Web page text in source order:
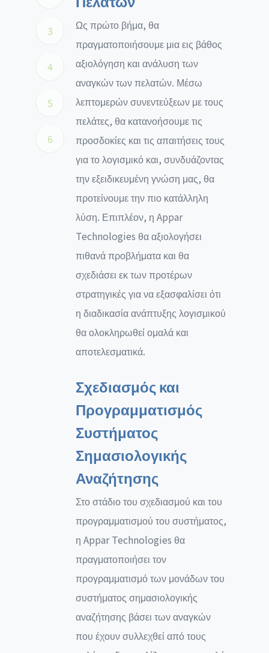
3
4
5
6
Ως πρώτο βήμα, θα
πραγματοποιήσουμε μια εις βάθος
αξιολόγηση και ανάλυση των
αναγκών των πελατών. Μέσω
λεπτομερών συνεντεύξεων με τους
πελάτες, θα κατανοήσουμε τις
προσδοκίες και τις απαιτήσεις τους
για το λογισμικό και, συνδυάζοντας
την εξειδικευμένη γνώση μας, θα
προτείνουμε την πιο κατάλληλη
λύση. Επιπλέον, η Appar
Technologies θα αξιολογήσει
πιθανά προβλήματα και θα
σχεδιάσει εκ των προτέρων
στρατηγικές για να εξασφαλίσει ότι
η διαδικασία ανάπτυξης λογισμικού
θα ολοκληρωθεί ομαλά και
αποτελεσματικά.
Σχεδιασμός και
Προγραμματισμός
Συστήματος
Σημασιολογικής
Αναζήτησης
Στο στάδιο του σχεδιασμού και του
προγραμματισμού του συστήματος,
η Appar Technologies θα
πραγματοποιήσει τον
προγραμματισμό των μονάδων του
συστήματος σημασιολογικής
αναζήτησης βάσει των αναγκών
που έχουν συλλεχθεί από τους